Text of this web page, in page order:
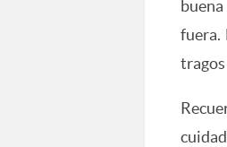
buena
fuera.
tragos